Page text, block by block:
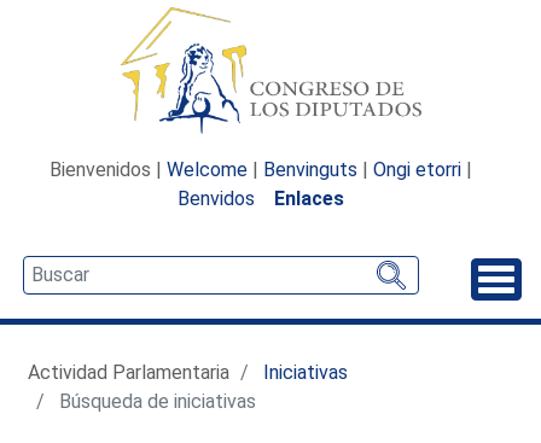
Bienvenidos | Welcome | Benvinguts | Ongi etorri |
Benvidos
Enlaces
Actividad Parlamentaria
Iniciativas
Búsqueda de iniciativas